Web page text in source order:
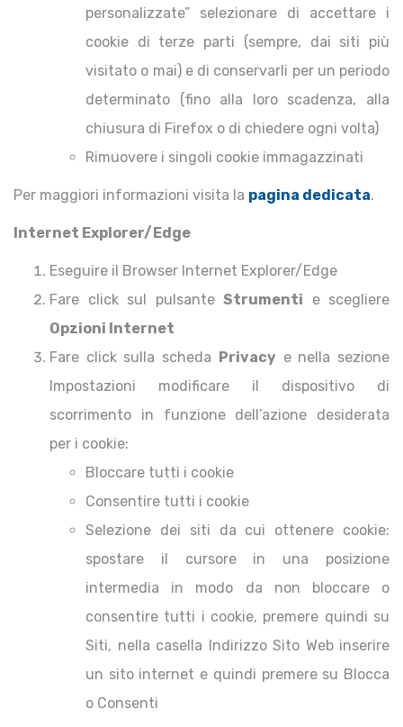
personalizzate” selezionare di accettare i
cookie di terze parti (sempre, dai siti più
visitato o mai) e di conservarli per un periodo
determinato (fino alla loro scadenza, alla
chiusura di Firefox o di chiedere ogni volta)
Rimuovere i singoli cookie immagazzinati
Per maggiori informazioni visita la pagina dedicata.
Internet Explorer/Edge
Eseguire il Browser Internet Explorer/Edge
Fare click sul pulsante Strumenti e scegliere
Opzioni Internet
Fare click sulla scheda Privacye nella sezione
Impostazioni modificare il dispositivo di
scorrimento in funzione dell’azione desiderata
per i cookie:
Bloccare tutti i cookie
Consentire tutti i cookie
Selezione dei siti da cui ottenere cookie:
spostare il cursore in una posizione
intermedia in modo da non bloccare o
consentire tutti i cookie, premere quindi su
Siti, nella casella Indirizzo Sito Web inserire
un sito internet e quindi premere su Blocca
o Consenti